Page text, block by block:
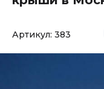
Артикул: 383